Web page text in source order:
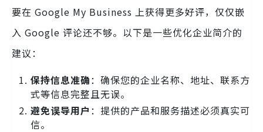
要在 Google My Business 上获得更多好评，仅仅嵌
入 Google 评论还不够。以下是一些优化企业简介的
建议：
保持信息准确：确保您的企业名称、地址、联系方
式等信息完整且无误。
避免误导用户 ：提供的产品和服务描述必须真实可
信。